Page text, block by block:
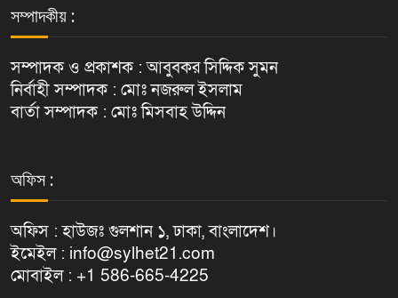
সম্পাদকীয় :
সম্পাদক ও প্রকাশক : আবুবকর সিদ্দিক সুমন
নির্বাহী সম্পাদক : মোঃ নজরুল ইসলাম
বার্তা সম্পাদক : মোঃ মিসবাহ উদ্দিন
অফিস :
অফিস : হাউজঃ গুলশান ১, ঢাকা, বাংলাদেশ।
ইমেইল : info@sylhet21.com
মোবাইল : +1 586-665-4225